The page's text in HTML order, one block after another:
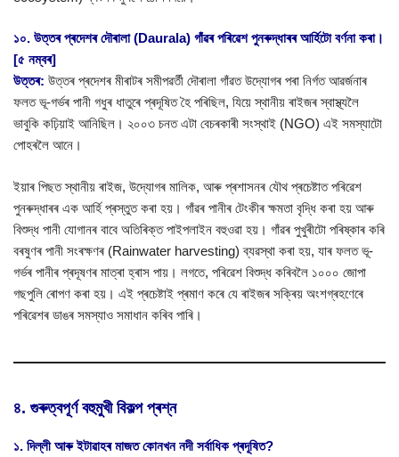
১০. উত্তৰ প্ৰদেশৰ দৌৰালা (Daurala) গাঁৱৰ পৰিৱেশ পুনৰুদ্ধাৰৰ আৰ্হিটো বৰ্ণনা কৰা।
[৫ নম্বৰ]
উত্তৰ: উত্তৰ প্ৰদেশৰ মীৰাটৰ সমীপৱৰ্তী দৌৰালা গাঁৱত উদ্যোগৰ পৰা নিৰ্গত আৱৰ্জনাৰ
ফলত ভূ-গৰ্ভৰ পানী গধুৰ ধাতুৰে প্ৰদূষিত হৈ পৰিছিল, যিয়ে স্থানীয় ৰাইজৰ স্বাস্থ্যলৈ
ভাবুকি কঢ়িয়াই আনিছিল। ২০০৩ চনত এটা বেচৰকাৰী সংস্থাই (NGO) এই সমস্যাটো
পোহৰলৈ আনে।
ইয়াৰ পিছত স্থানীয় ৰাইজ, উদ্যোগৰ মালিক, আৰু প্ৰশাসনৰ যৌথ প্ৰচেষ্টাত পৰিৱেশ
পুনৰুদ্ধাৰৰ এক আৰ্হি প্ৰস্তুত কৰা হয়। গাঁৱৰ পানীৰ টেংকীৰ ক্ষমতা বৃদ্ধি কৰা হয় আৰু
বিশুদ্ধ পানী যোগানৰ বাবে অতিৰিক্ত পাইপলাইন বহুওৱা হয়। গাঁৱৰ পুখুৰীটো পৰিষ্কাৰ কৰি
বৰষুণৰ পানী সংৰক্ষণৰ (Rainwater harvesting) ব্যৱস্থা কৰা হয়, যাৰ ফলত ভূ-
গৰ্ভৰ পানীৰ প্ৰদূষণৰ মাত্ৰা হ্ৰাস পায়। লগতে, পৰিৱেশ বিশুদ্ধ কৰিবলৈ ১০০০ জোপা
গছপুলি ৰোপণ কৰা হয়। এই প্ৰচেষ্টাই প্ৰমাণ কৰে যে ৰাইজৰ সক্ৰিয় অংশগ্ৰহণেৰে
পৰিৱেশৰ ডাঙৰ সমস্যাও সমাধান কৰিব পাৰি।
৪. গুৰুত্বপূৰ্ণ বহুমুখী বিকল্প প্ৰশ্ন
১. দিল্লী আৰু ইটাৱাহৰ মাজত কোনখন নদী সৰ্বাধিক প্ৰদূষিত?